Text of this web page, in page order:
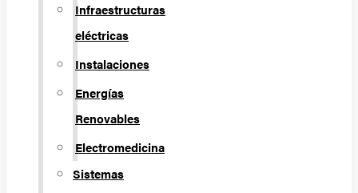
Infraestructuras
eléctricas
Instalaciones
Energías
Renovables
Electromedicina
Sistemas